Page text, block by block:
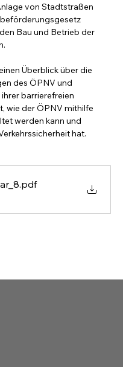
von Stadtstraßen
Bau und Betrieb der
Überblick über die
des ÖPNV und
barrierefreien
wie der ÖPNV mithilfe
werden kann und
hat.
.pdf